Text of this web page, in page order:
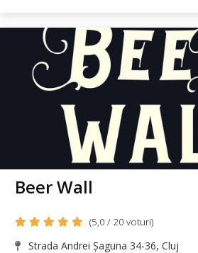
Beer Wall
(5,0 / 20 voturi)
Strada Andrei Șaguna 34-36, Cluj